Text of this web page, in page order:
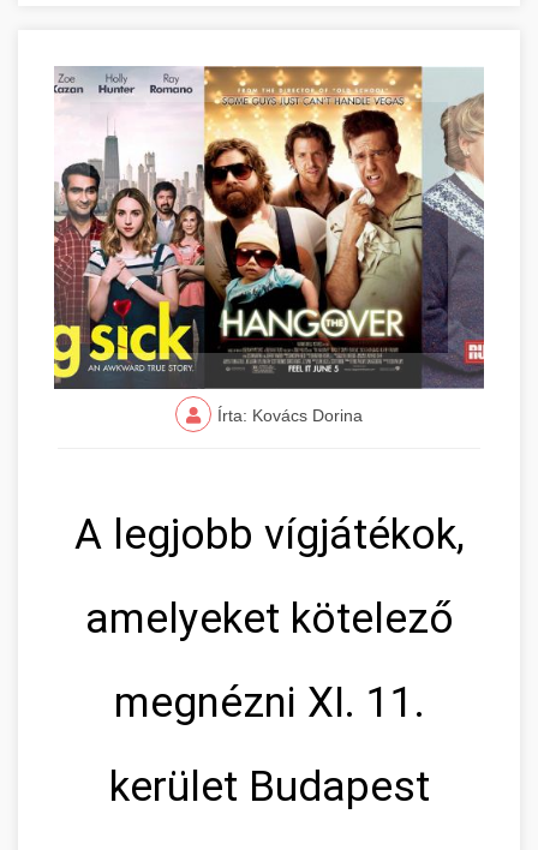
Írta: Kovács Dorina
A legjobb vígjátékok,
amelyeket kötelező
megnézni XI. 11.
kerület Budapest